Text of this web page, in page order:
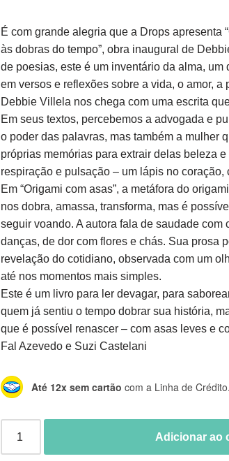
É com grande alegria que a Drops apresenta
às dobras do tempo”, obra inaugural de
de poesias, este é um inventário da alma, um
em versos e reflexões sobre a vida, o amor, a
Debbie Villela nos chega com uma escrita
Em seus textos, percebemos a advogada e
o poder das palavras, mas também a mulher
próprias memórias para extrair delas beleza
respiração e pulsação – um lápis no coração,
Em “Origami com asas”, a metáfora do
nos dobra, amassa, transforma, mas é
seguir voando. A autora fala de saudade com
danças, de dor com flores e chás. Sua prosa
revelação do cotidiano, observada com um
até nos momentos mais simples.
Este é um livro para ler devagar, para
quem já sentiu o tempo dobrar sua história,
que é possível renascer – com asas leves e
Fal Azevedo e Suzi Castelani
Até 12x sem cartão com a Linha de Crédito.
Adicionar ao